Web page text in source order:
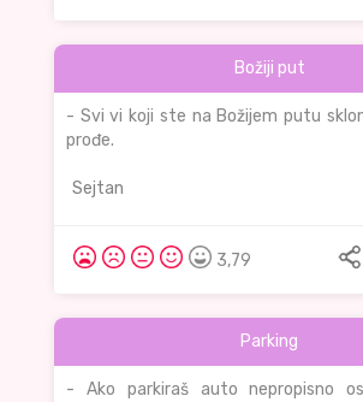
Božiji put
- Svi vi koji ste na Božijem putu
prođe.
Sejtan
3,79
Parking
- Ako parkiraš auto nepropisno